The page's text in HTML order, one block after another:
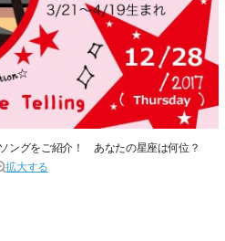
ングをご紹介！ あなたの星座は何位？
拡大する